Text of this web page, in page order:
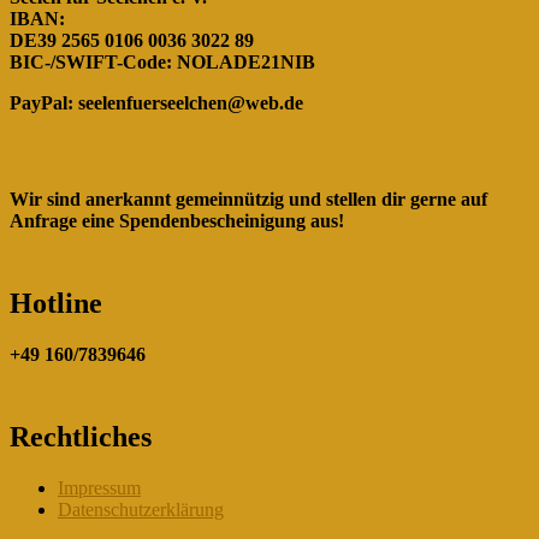
IBAN:
DE39 2565 0106 0036 3022 89
BIC-/SWIFT-Code: NOLADE21NIB
PayPal: seelenfuerseelchen@web.de
Wir sind anerkannt gemeinnützig und stellen dir gerne auf
Anfrage eine Spendenbescheinigung aus!
Hotline
+49 160/7839646
Rechtliches
Impressum
Datenschutzerklärung